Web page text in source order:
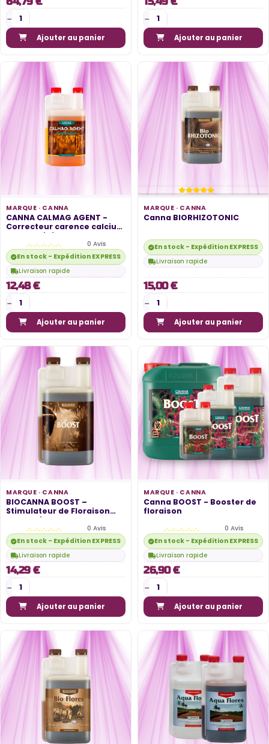
Ajouter au panier Ajouter au panier
MARQUE · CANNA
CANNA CALMAG AGENT -
Correcteur carence calcium
et magnésium
0 Avis
En stock - Expédition EXPRESS disponible
Livraison rapide
12,48 €
Ajouter au panier
MARQUE · CANNA
Canna BIORHIZOTONIC
En stock - Expédition EXPRESS
Livraison rapide
15,00 €
Ajouter au panier
MARQUE · CANNA
BIOCANNA BOOST –
Stimulateur de Floraison
Naturel |...
0 Avis
En stock - Expédition EXPRESS disponible
Livraison rapide
14,29 €
Ajouter au panier
MARQUE · CANNA
Canna BOOST - Booster de
floraison
0 Avis
En stock - Expédition EXPRESS
Livraison rapide
26,90 €
Ajouter au panier